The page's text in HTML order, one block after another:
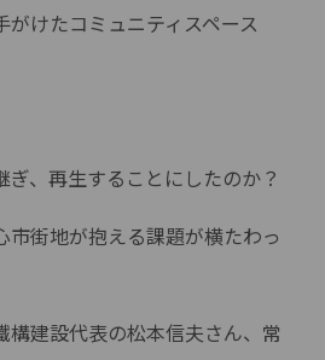
がけたコミュニティスペース
ぎ、再生することにしたのか？
市街地が抱える課題が横たわっ
構建設代表の松本信夫さん、常